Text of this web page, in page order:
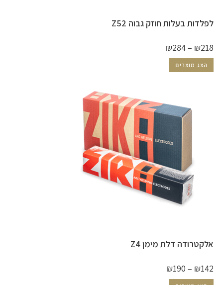
לפלדות בעלות חוזק גבוה Z52
₪218
–
₪284
הצג מוצרים
אלקטרודה דלת מימן Z4
₪142
–
₪190